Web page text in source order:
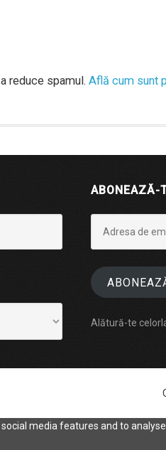
reduce spamul. Află cum sunt
ABONEAZĂ-
email
Alătură-te
media features and to